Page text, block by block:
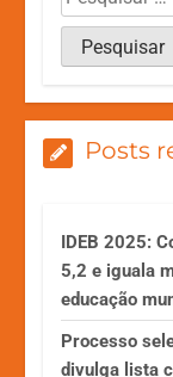
Posts
IDEB 2025:
5,2 e iguala
educação
Processo
divulga lista